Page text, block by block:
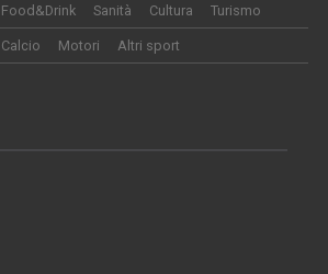
Food&Drink Sanità Cultura Turismo
Calcio Motori Altri sport